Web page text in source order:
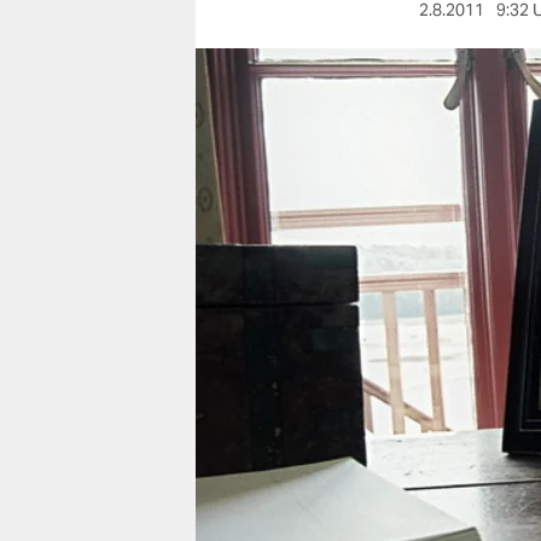
nord
wahrheit
verlag
verlag
veranstaltungen
shop
unterstützen
genossenschaft
2.8.2011 9:32